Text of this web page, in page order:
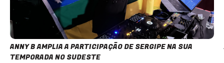
ANNY B AMPLIA A PARTICIPAÇÃO DE SERGIPE NA SUA
TEMPORADA NO SUDESTE